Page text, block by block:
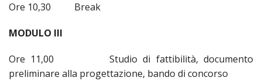
Ore 10,30 Break
MODULO III
Ore 11,00 Studio di fattibilità, documento
preliminare alla progettazione, bando di concorso